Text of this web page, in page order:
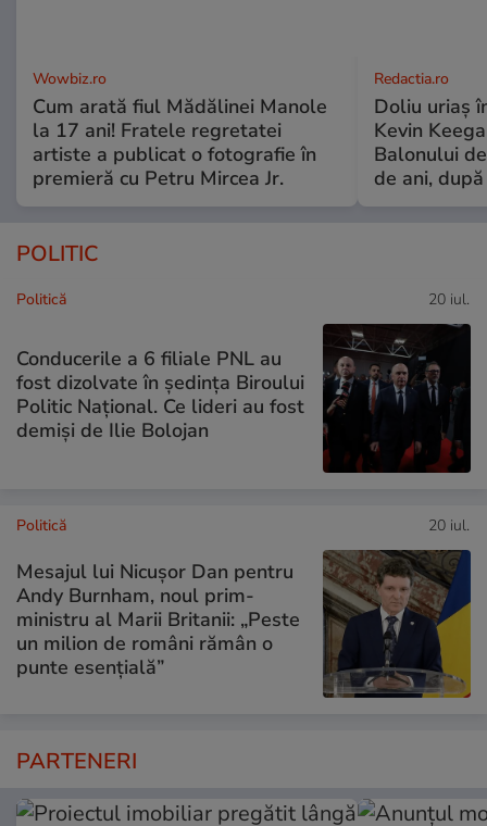
Wowbiz.ro
Cum arată fiul Mădălinei Manole
la 17 ani! Fratele regretatei
artiste a publicat o fotografie în
premieră cu Petru Mircea Jr.
Redactia.ro
Doliu uriaș
Kevin
Balonului
de ani,
POLITIC
Politică 20 iul.
Conducerile a 6 filiale PNL au
fost dizolvate în ședința Biroului
Politic Național. Ce lideri au fost
demiși de Ilie Bolojan
Politică 20 iul.
Mesajul lui Nicușor Dan pentru
Andy Burnham, noul prim-
ministru al Marii Britanii: „Peste
un milion de români rămân o
punte esențială”
PARTENERI